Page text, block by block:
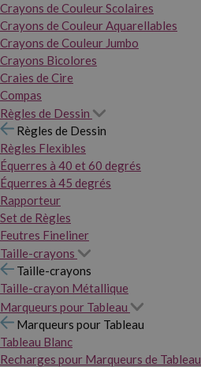
Crayons de Couleur Scolaires
Crayons de Couleur Aquarellables
Crayons de Couleur Jumbo
Crayons Bicolores
Craies de Cire
Compas
Règles de Dessin
Règles de Dessin
Règles Flexibles
Équerres à 40 et 60 degrés
Équerres à 45 degrés
Rapporteur
Set de Règles
Feutres Fineliner
Taille-crayons
Taille-crayons
Taille-crayon Métallique
Marqueurs pour Tableau
Marqueurs pour Tableau
Tableau Blanc
Recharges pour Marqueurs de Tableau